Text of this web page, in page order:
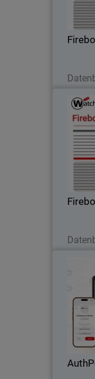
VPN
Kunden,
ideal